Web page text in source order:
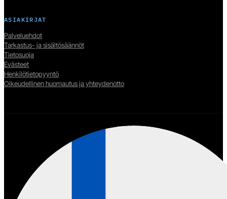
ASIAKIRJAT
Palveluehdot
Tarkastus- ja sisältösäännöt
Tietosuoja
Evästeet
Henkilötietopyyntö
Oikeudellinen huomautus ja yhteydenotto